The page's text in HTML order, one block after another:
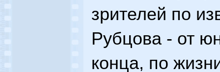
зрителей по
Рубцова - от
конца, по